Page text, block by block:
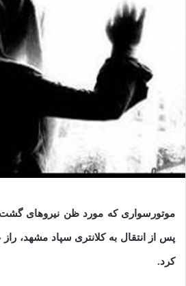
موتورسواری که مورد ظن نیروهای گشت
پس از انتقال به کلانتری سپاد مشهد،
کرد.